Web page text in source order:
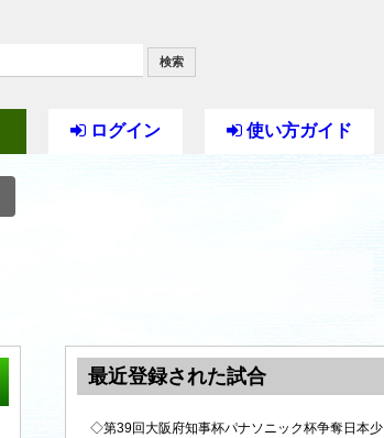
検索
ログイン 使い方ガイド
最近登録された試合
◇第39回大阪府知事杯パナソニック杯争奪日本少